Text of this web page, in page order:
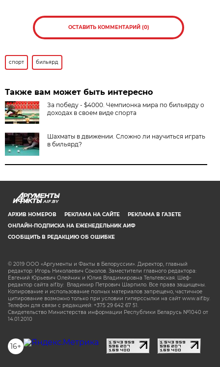
ОСТАВИТЬ КОММЕНТАРИЙ (0)
спорт бильярд
Также вам может быть интересно
За победу - $4000. Чемпионка мира по бильярду о
доходах в своем виде спорта
Шахматы в движении. Сложно ли научиться играть
в бильярд?
AIF.BY
АРХИВ НОМЕРОВ РЕКЛАМА НА САЙТЕ
РЕКЛАМА В ГАЗЕТЕ
ОНЛАЙН-ПОДПИСКА НА ЕЖЕНЕДЕЛЬНИК АИФ
СООБЩИТЬ В РЕДАКЦИЮ ОБ ОШИБКЕ
© 2019 ООО «Аргументы и Факты в Белоруссии». Директор, главный
редактор: Игорь Николаевич Соколов. Заместители главного редактора:
Евгений Юрьевич Олейник и Юлия Владимировна Тельтевская. Шеф-
редактор сайта aif.by: Владимир Петрович Шарпило. Все права защищены.
Копирование и использование полных материалов запрещено, частичное
цитирование возможно только при условии гиперссылки на сайт www.aif.by.
Телефон для связи с редакцией: +375 29 642 67 51.
Свидетельство Министерства информации Республики Беларусь №1040 от
14.01.2010
16+